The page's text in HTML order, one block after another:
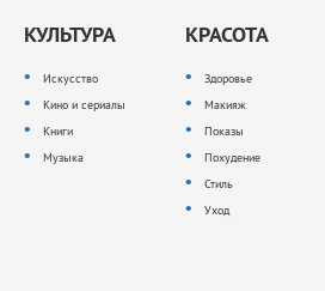
КУЛЬТУРА
Искусство
Кино и сериалы
Книги
Музыка
КРАСОТА
Здоровье
Макияж
Показы
Похудение
Стиль
Уход